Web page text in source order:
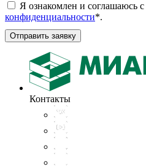
Я ознакомлен и соглашаюсь с
конфиденциальности*.
Отправить заявку
Контакты